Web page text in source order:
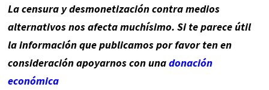
La censura y desmonetización contra medios
alternativos nos afecta muchísimo. Si te parece útil
la información que publicamos por favor ten en
consideración apoyarnos con unadonación
económica